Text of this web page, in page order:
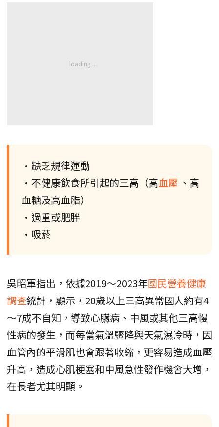
•缺乏規律運動
•不健康飲食所引起的三高（高血壓 、高
血糖及高血脂）
•過重或肥胖
•吸菸
吳昭軍指出，依據2019～2023年國民營養健康
調查統計，顯示，20歲以上三高異常國人約有4
～7成不自知，導致心臟病、中風或其他三高慢
性病的發生，而每當氣溫驟降與天氣濕冷時，因
血管內的平滑肌也會跟著收縮，更容易造成血壓
升高，造成心肌梗塞和中風急性發作機會大增，
在長者尤其明顯。